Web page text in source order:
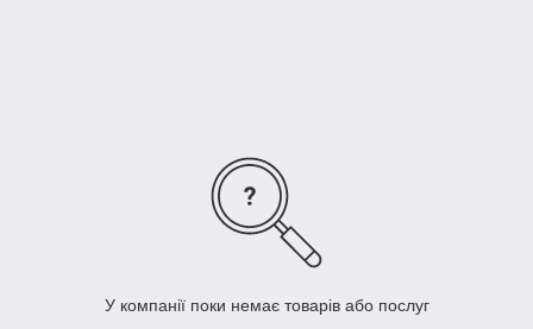
У компанії поки немає товарів або послуг